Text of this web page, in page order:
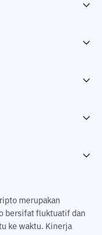
merupakan
bersifat fluktuatif dan
ke waktu. Kinerja